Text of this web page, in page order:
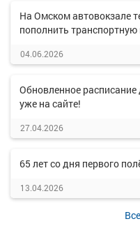
На Омском автовокзале
пополнить
04.06.2026
Обновленное
уже на сайте!
27.04.2026
65 лет со дня первого
13.04.2026